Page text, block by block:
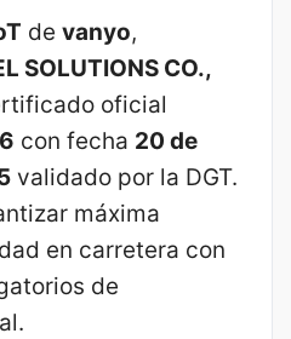
de vanyo,
SOLUTIONS CO.,
oficial
con fecha 20 de
validado por la DGT.
máxima
en carretera con
de